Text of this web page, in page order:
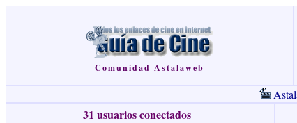
Comunidad Astalaweb
31 usuarios conectados